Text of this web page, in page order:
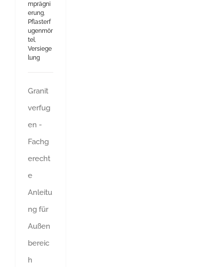
mprägni
erung,
Pflasterf
ugenmör
tel,
Versiege
lung
Granit
verfug
en -
Fachg
erecht
e
Anleitu
ng für
Außen
bereic
h